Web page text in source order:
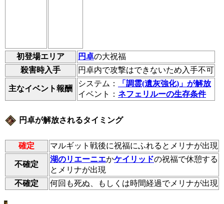
初登場エリア 円卓の大祝福
殺害時入手
円卓内で攻撃はできないため入手不可
主なイベント報酬
システム：
「調霊(遺灰強化)」が解放
イベント： ネフェリルーの生存条件
円卓が解放されるタイミング
確定 マルギット戦後に祝福にふれるとメリナが出現
不確定
湖のリエーニエかケイリッドの祝福で休憩する
とメリナが出現
不確定
何回も死ぬ、もしくは時間経過でメリナが出現